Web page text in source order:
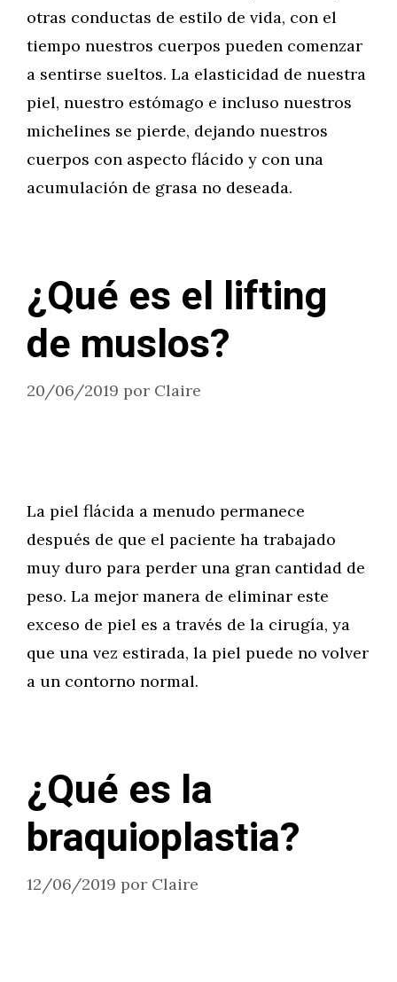
otras conductas de estilo de vida, con el
tiempo nuestros cuerpos pueden comenzar
a sentirse sueltos. La elasticidad de nuestra
piel, nuestro estómago e incluso nuestros
michelines se pierde, dejando nuestros
cuerpos con aspecto flácido y con una
acumulación de grasa no deseada.
¿Qué es el lifting
de muslos?
20/06/2019 por Claire
La piel flácida a menudo permanece
después de que el paciente ha trabajado
muy duro para perder una gran cantidad de
peso. La mejor manera de eliminar este
exceso de piel es a través de la cirugía, ya
que una vez estirada, la piel puede no volver
a un contorno normal.
¿Qué es la
braquioplastia?
12/06/2019 por Claire